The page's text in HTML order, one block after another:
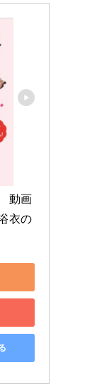
動画
衣の